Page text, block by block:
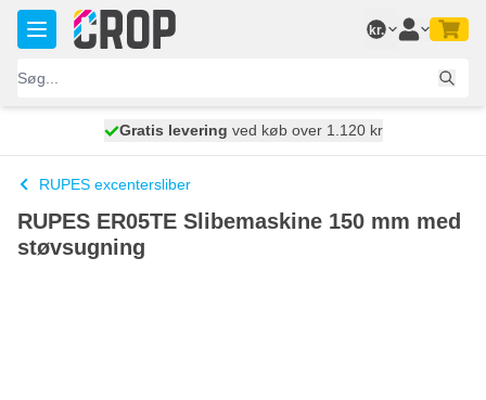
Skip to Content
kr.
vi sender i dag
Gratis levering ved køb over 1.120 kr
100 dage
RUPES excentersliber
RUPES ER05TE Slibemaskine 150 mm med
støvsugning